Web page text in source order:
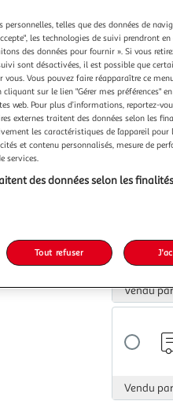
100
%
le
produit
Vendu par
Vendu
Vendu par
telles que des données de
les technologies de suivi prendront en
des données pour fournir ». Si vous
sont désactivées, il est possible que
Vous pouvez faire réapparaître ce
sur le lien "Gérer mes préférences"
web. Pour plus d’informations, reportez-
externes traitent des données selon les
les caractéristiques de l’appareil pour
et contenu personnalisés, mesure de
services.
des données selon les
Tout refuser